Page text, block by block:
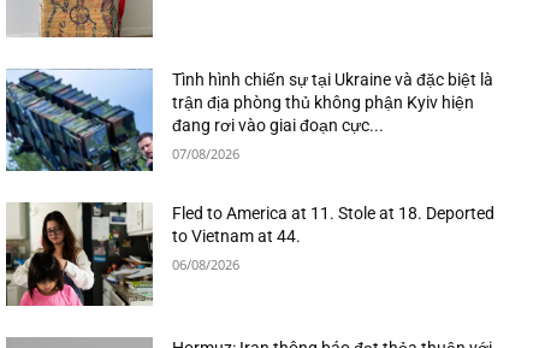
Tình hình chiến sự tại Ukraine và đặc biệt là
trận địa phòng thủ không phận Kyiv hiện
đang rơi vào giai đoạn cực...
07/08/2026
Fled to America at 11. Stole at 18. Deported
to Vietnam at 44.
06/08/2026